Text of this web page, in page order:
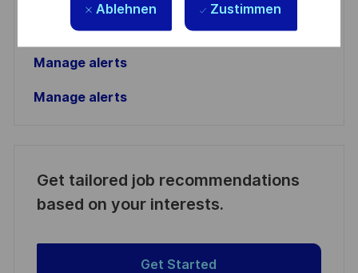
Ablehnen Zustimmen
Aktivieren
Manage alerts
Manage alerts
Get tailored job recommendations
based on your interests.
Get Started